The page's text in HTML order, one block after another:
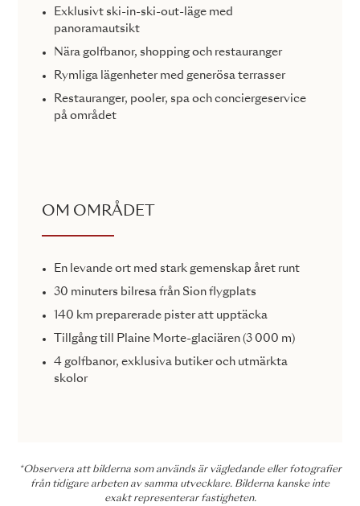
Exklusivt ski-in-ski-out-läge med
panoramautsikt
Nära golfbanor, shopping och restauranger
Rymliga lägenheter med generösa terrasser
Restauranger, pooler, spa och conciergeservice
på området
OM OMRÅDET
En levande ort med stark gemenskap året runt
30 minuters bilresa från Sion flygplats
140 km preparerade pister att upptäcka
Tillgång till Plaine Morte-glaciären (3 000 m)
4 golfbanor, exklusiva butiker och utmärkta
skolor
*Observera att bilderna som används är vägledande eller fotografier
från tidigare arbeten av samma utvecklare. Bilderna kanske inte
exakt representerar fastigheten.